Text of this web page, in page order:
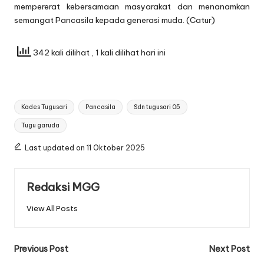
mempererat kebersamaan masyarakat dan menanamkan
semangat Pancasila kepada generasi muda. (Catur)
342 kali dilihat , 1 kali dilihat hari ini
Tags:
Kades Tugusari Pancasila Sdn tugusari 05
Tugu garuda
Last updated on 11 Oktober 2025
Redaksi MGG
View All Posts
Post
Previous Post Next Post